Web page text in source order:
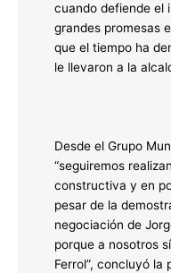
cuando defiende el
grandes promesas
que el tiempo ha
le llevaron a la
Desde el Grupo
“seguiremos
constructiva y en
pesar de la
negociación de
porque a nosotros
Ferrol”, concluyó la